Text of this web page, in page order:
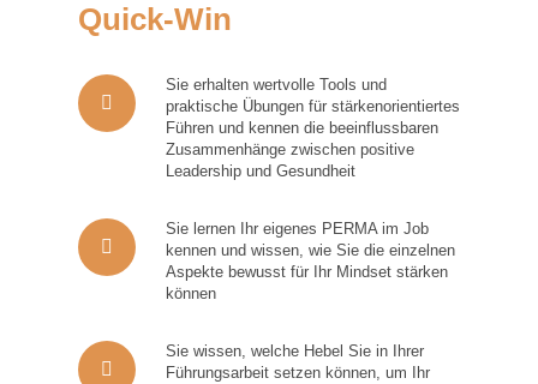
Quick-Win
Sie erhalten wertvolle Tools und
praktische Übungen für stärkenorientiertes
Führen und kennen die beeinflussbaren
Zusammenhänge zwischen positive
Leadership und Gesundheit
Sie lernen Ihr eigenes PERMA im Job
kennen und wissen, wie Sie die einzelnen
Aspekte bewusst für Ihr Mindset stärken
können
Sie wissen, welche Hebel Sie in Ihrer
Führungsarbeit setzen können, um Ihr